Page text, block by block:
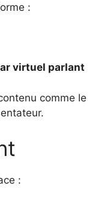
:
virtuel parlant
comme le
: